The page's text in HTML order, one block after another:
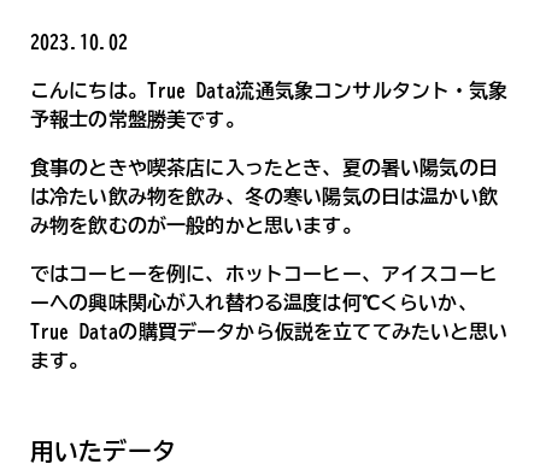
2023.10.02
こんにちは。True Data流通気象コンサルタント・気象
予報士の常盤勝美です。
食事のときや喫茶店に入ったとき、夏の暑い陽気の日
は冷たい飲み物を飲み、冬の寒い陽気の日は温かい飲
み物を飲むのが一般的かと思います。
ではコーヒーを例に、ホットコーヒー、アイスコーヒ
ーへの興味関心が入れ替わる温度は何℃くらいか、
True Dataの購買データから仮説を立ててみたいと思い
ます。
用いたデータ